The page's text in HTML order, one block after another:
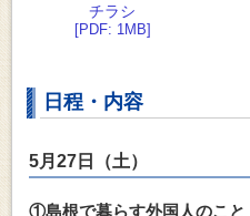
チラシ
[PDF: 1MB]
日程・内容
5月27日（土）
①島根で暮らす外国人のこと